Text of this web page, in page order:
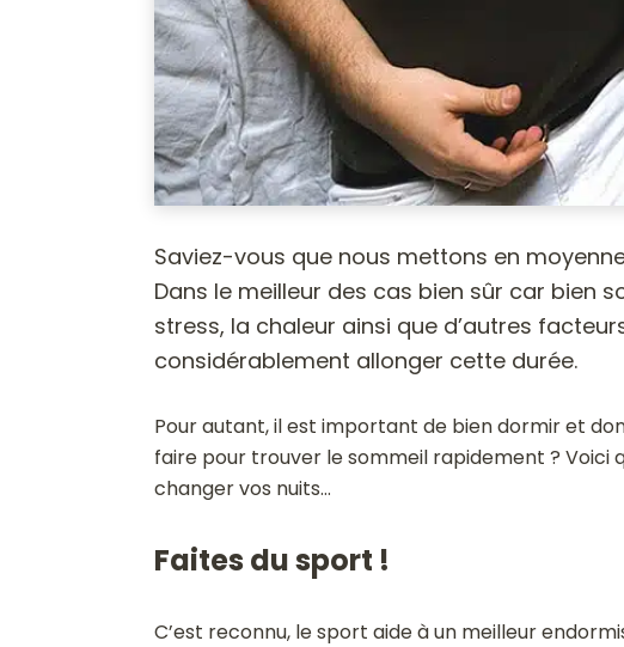
Saviez-vous que nous mettons en
Dans le meilleur des cas bien sûr car bien
stress, la chaleur ainsi que d’autres
considérablement allonger cette durée.
Pour autant, il est important de bien dormir et
faire pour trouver le sommeil rapidement ? Voici
changer vos nuits…
Faites du sport !
C’est reconnu, le sport aide à un meilleur